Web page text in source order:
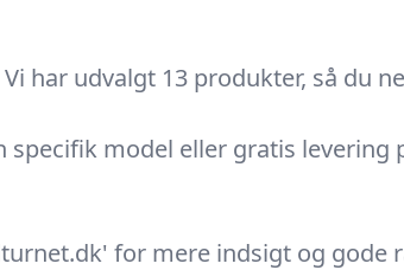
har udvalgt 13 produkter, så du
model eller gratis
for mere indsigt og gode